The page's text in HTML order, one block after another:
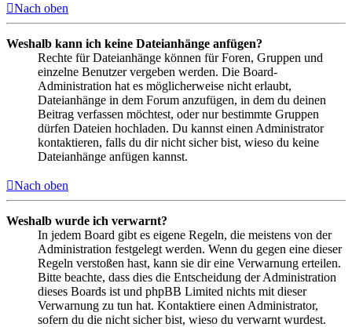
Nach oben
Weshalb kann ich keine Dateianhänge anfügen?
Rechte für Dateianhänge können für Foren, Gruppen und
einzelne Benutzer vergeben werden. Die Board-
Administration hat es möglicherweise nicht erlaubt,
Dateianhänge in dem Forum anzufügen, in dem du deinen
Beitrag verfassen möchtest, oder nur bestimmte Gruppen
dürfen Dateien hochladen. Du kannst einen Administrator
kontaktieren, falls du dir nicht sicher bist, wieso du keine
Dateianhänge anfügen kannst.
Nach oben
Weshalb wurde ich verwarnt?
In jedem Board gibt es eigene Regeln, die meistens von der
Administration festgelegt werden. Wenn du gegen eine dieser
Regeln verstoßen hast, kann sie dir eine Verwarnung erteilen.
Bitte beachte, dass dies die Entscheidung der Administration
dieses Boards ist und phpBB Limited nichts mit dieser
Verwarnung zu tun hat. Kontaktiere einen Administrator,
sofern du die nicht sicher bist, wieso du verwarnt wurdest.